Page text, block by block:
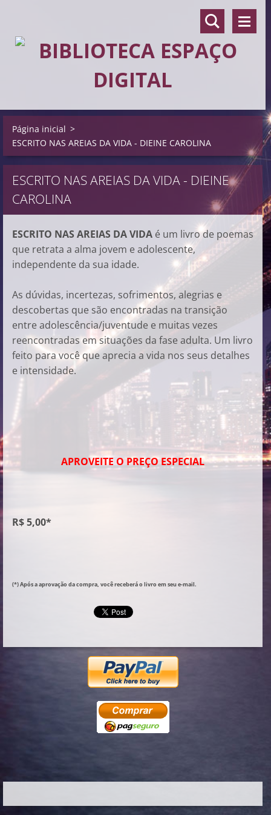
Página inicial >
ESCRITO NAS AREIAS DA VIDA - DIEINE CAROLINA
ESCRITO NAS AREIAS DA VIDA - DIEINE
CAROLINA
ESCRITO NAS AREIAS DA VIDA é um livro de poemas
que retrata a alma jovem e adolescente,
independente da sua idade.
As dúvidas, incertezas, sofrimentos, alegrias e
descobertas que são encontradas na transição
entre adolescência/juventude e muitas vezes
reencontradas em situações da fase adulta. Um livro
feito para você que aprecia a vida nos seus detalhes
e intensidade.
APROVEITE O PREÇO ESPECIAL
R$ 5,00*
(*) Após a aprovação da compra, você receberá o livro em seu e-mail.